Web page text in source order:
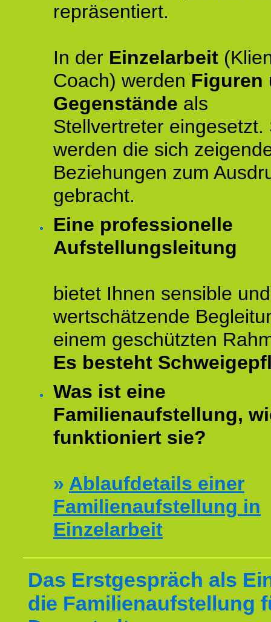
repräsentiert.
In der Einzelarbeit
Coach) werden Figuren
Gegenstände als
Stellvertreter eingesetzt.
werden die sich
Beziehungen zum
gebracht.
Eine professionelle
Aufstellungsleitung
bietet Ihnen sensible und
wertschätzende
einem geschützten
Es besteht
Was ist eine
Familienaufstellung,
funktioniert sie?
» Ablaufdetails einer
Familienaufstellung in
Einzelarbeit
Das Erstgespräch als
die Familienaufstellung